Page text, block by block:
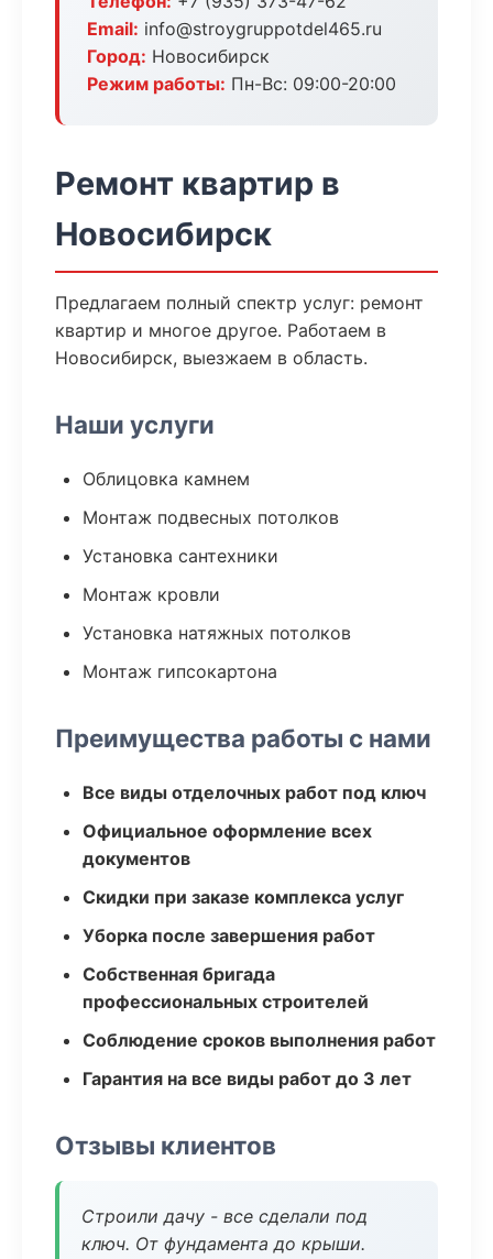
Email: info@stroygruppotdel465.ru
Город: Новосибирск
Режим работы: Пн-Вс: 09:00-20:00
Ремонт квартир в
Новосибирск
Предлагаем полный спектр услуг: ремонт
квартир и многое другое. Работаем в
Новосибирск, выезжаем в область.
Наши услуги
Облицовка камнем
Монтаж подвесных потолков
Установка сантехники
Монтаж кровли
Установка натяжных потолков
Монтаж гипсокартона
Преимущества работы с нами
Все виды отделочных работ под ключ
Официальное оформление всех
документов
Скидки при заказе комплекса услуг
Уборка после завершения работ
Собственная бригада
профессиональных строителей
Соблюдение сроков выполнения работ
Гарантия на все виды работ до 3 лет
Отзывы клиентов
Строили дачу - все сделали под
ключ. От фундамента до крыши.